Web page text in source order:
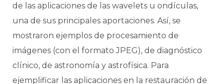
de las aplicaciones de las wavelets u ondículas,
una de sus principales aportaciones. Así, se
mostraron ejemplos de procesamiento de
imágenes (con el formato JPEG), de diagnóstico
clínico, de astronomía y astrofísica. Para
ejemplificar las aplicaciones en la restauración de